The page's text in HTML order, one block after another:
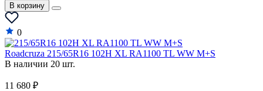
Land Rover
LEVC
Lexus
В корзину
0
Roadcruza 215/65R16 102H XL RA1100 TL WW M+S
В наличии 20 шт.
11 680 ₽